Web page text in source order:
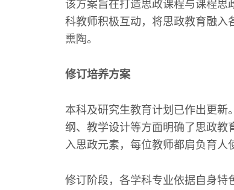
该方案旨在打造思政课程与课程思
科教师积极互动，将思政教育融入
熏陶。
修订培养方案
本科及研究生教育计划已作出更新
纲、教学设计等方面明确了思政教
入思政元素，每位教师都肩负育人
修订阶段，各学科专业依据自身特